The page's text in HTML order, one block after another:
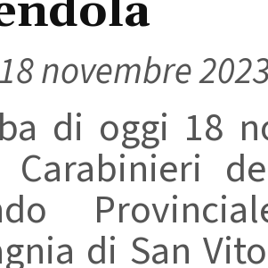
novembre
di oggi 18
Carabinieri
di San